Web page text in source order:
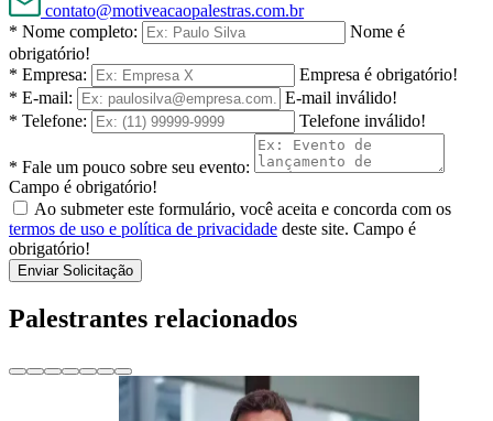
contato@motiveacaopalestras.com.br
* Nome completo:
Nome é
obrigatório!
* Empresa:
Empresa é obrigatório!
* E-mail:
E-mail inválido!
* Telefone:
Telefone inválido!
* Fale um pouco sobre seu evento:
Campo é obrigatório!
Ao submeter este formulário, você aceita e concorda com os
termos de uso e política de privacidade deste site. Campo é
obrigatório!
Enviar Solicitação
Palestrantes relacionados